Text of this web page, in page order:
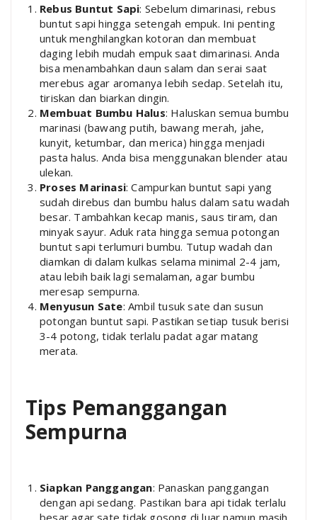
Rebus Buntut Sapi: Sebelum dimarinasi, rebus
buntut sapi hingga setengah empuk. Ini penting
untuk menghilangkan kotoran dan membuat
daging lebih mudah empuk saat dimarinasi. Anda
bisa menambahkan daun salam dan serai saat
merebus agar aromanya lebih sedap. Setelah itu,
tiriskan dan biarkan dingin.
Membuat Bumbu Halus: Haluskan semua bumbu
marinasi (bawang putih, bawang merah, jahe,
kunyit, ketumbar, dan merica) hingga menjadi
pasta halus. Anda bisa menggunakan blender atau
ulekan.
Proses Marinasi: Campurkan buntut sapi yang
sudah direbus dan bumbu halus dalam satu wadah
besar. Tambahkan kecap manis, saus tiram, dan
minyak sayur. Aduk rata hingga semua potongan
buntut sapi terlumuri bumbu. Tutup wadah dan
diamkan di dalam kulkas selama minimal 2-4 jam,
atau lebih baik lagi semalaman, agar bumbu
meresap sempurna.
Menyusun Sate: Ambil tusuk sate dan susun
potongan buntut sapi. Pastikan setiap tusuk berisi
3-4 potong, tidak terlalu padat agar matang
merata.
Tips Pemanggangan
Sempurna
Siapkan Panggangan: Panaskan panggangan
dengan api sedang. Pastikan bara api tidak terlalu
besar agar sate tidak gosong di luar namun masih